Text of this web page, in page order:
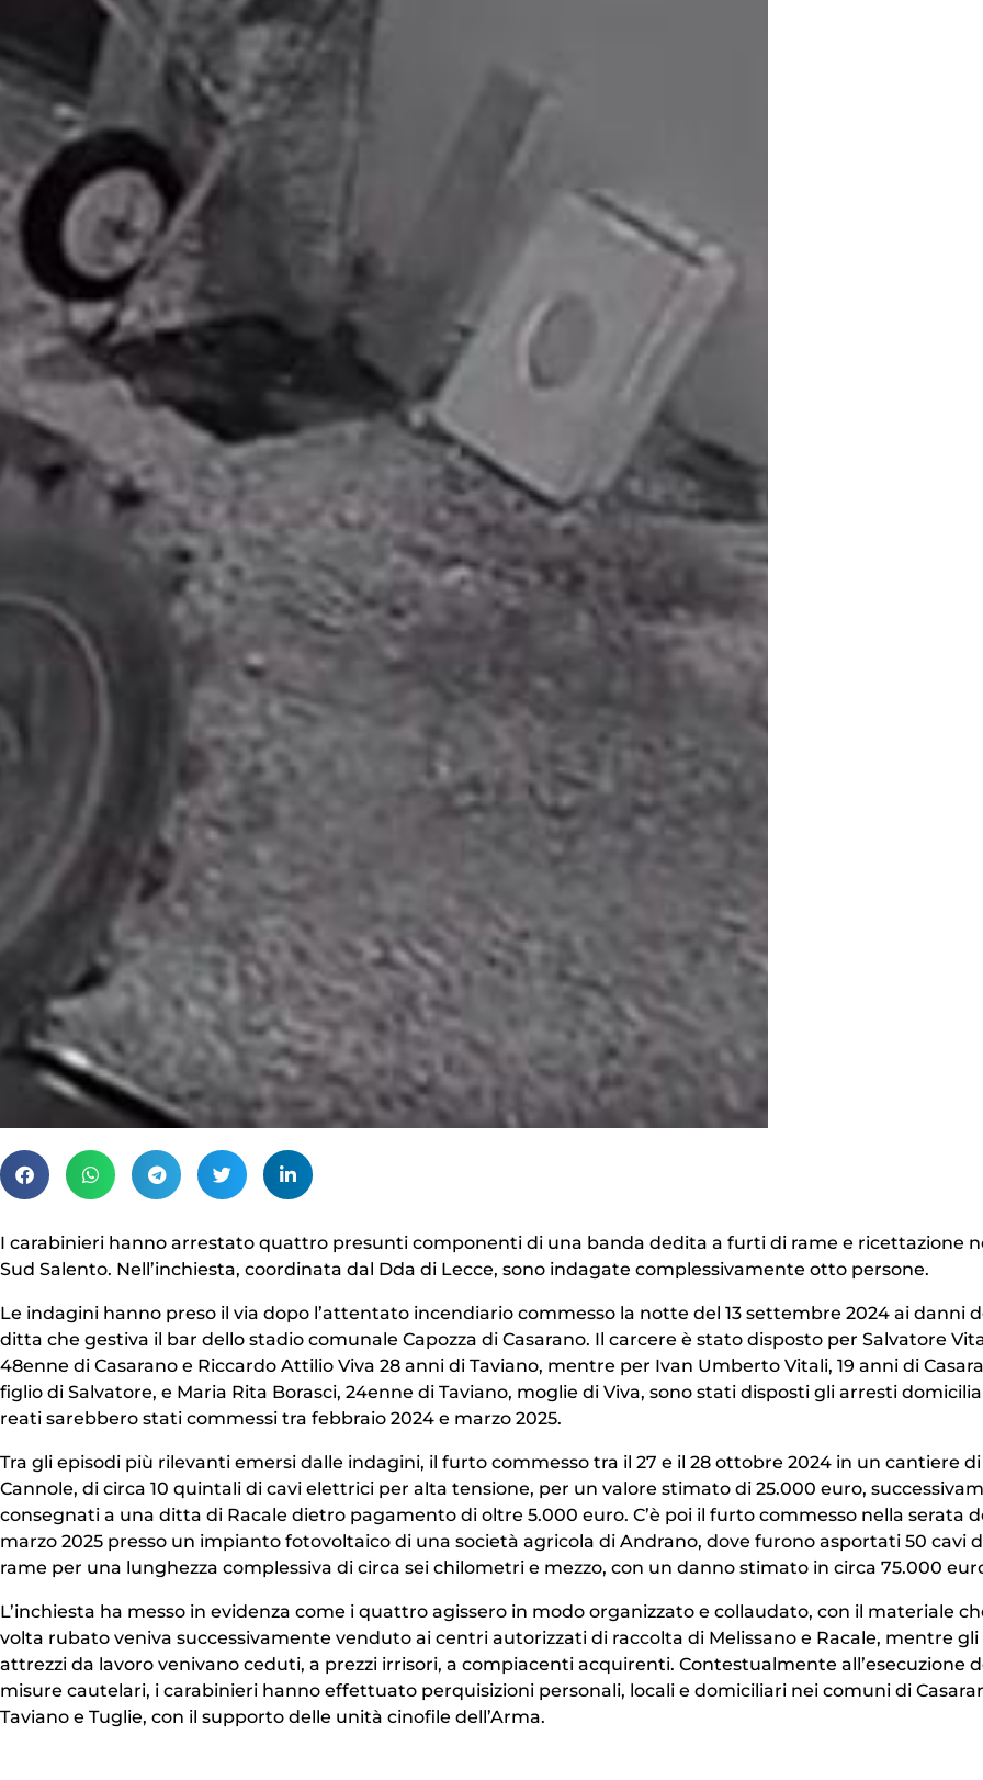
I carabinieri hanno arrestato quattro presunti componenti di una banda dedita a furti di rame e ricettazione
Sud Salento. Nell’inchiesta, coordinata dal Dda di Lecce, sono indagate complessivamente otto persone.
Le indagini hanno preso il via dopo l’attentato incendiario commesso la notte del 13 settembre 2024 ai danni
ditta che gestiva il bar dello stadio comunale Capozza di Casarano. Il carcere è stato disposto per Salvatore
48enne di Casarano e Riccardo Attilio Viva 28 anni di Taviano, mentre per Ivan Umberto Vitali, 19 anni di
figlio di Salvatore, e Maria Rita Borasci, 24enne di Taviano, moglie di Viva, sono stati disposti gli arresti
reati sarebbero stati commessi tra febbraio 2024 e marzo 2025.
Tra gli episodi più rilevanti emersi dalle indagini, il furto commesso tra il 27 e il 28 ottobre 2024 in un cantiere di
Cannole, di circa 10 quintali di cavi elettrici per alta tensione, per un valore stimato di 25.000 euro,
consegnati a una ditta di Racale dietro pagamento di oltre 5.000 euro. C’è poi il furto commesso nella serata
marzo 2025 presso un impianto fotovoltaico di una società agricola di Andrano, dove furono asportati 50 cavi
rame per una lunghezza complessiva di circa sei chilometri e mezzo, con un danno stimato in circa 75.000
L’inchiesta ha messo in evidenza come i quattro agissero in modo organizzato e collaudato, con il materiale
volta rubato veniva successivamente venduto ai centri autorizzati di raccolta di Melissano e Racale, mentre gli
attrezzi da lavoro venivano ceduti, a prezzi irrisori, a compiacenti acquirenti. Contestualmente all’esecuzione
misure cautelari, i carabinieri hanno effettuato perquisizioni personali, locali e domiciliari nei comuni di
Taviano e Tuglie, con il supporto delle unità cinofile dell’Arma.